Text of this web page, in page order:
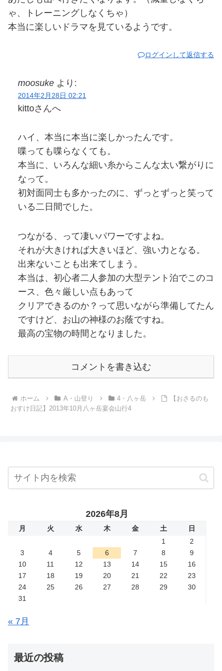
ゃ、トレーニングしなくちゃ）
本当に楽しいドラマを見ているようです。
ログインして返信する
moosuke より:
2014年2月28日 02:21
kittoさんへ
ハイ、本当に本当に楽しかったんです。
喋っても喋らなくても。
本当に、いろんな細い糸からこんな太い繋がりに
なって。
初対面同士も多かったのに、ずっとずっと笑って
いる二日間でした。
つながる、って凄いパワーですよね。
それが大きければ大きいほど、強い力となる。
出来ないことも出来てしまう。
本当は、初心者二人参加の大型テント泊でこのコ
ース、色々厳しい点もあって
クリアできるのか？って思いながら準備してたん
ですけど、お山の神様のお蔭ですね。
最高の宝物の時間となりました。
コメントを書き込む
ホーム A・山登り 4・八ヶ岳
【おさるのも
おすけ日記】2013年10月八ヶ岳宴会山行4
2026年8月
月 火 水 木 金 土
日
1
2
3
4 5 6 7 8
9
10
11 12 13 14 15
16
17
18 19 20 21 22
23
24
25 26 27 28 29
30
31
« 7月
最近の投稿